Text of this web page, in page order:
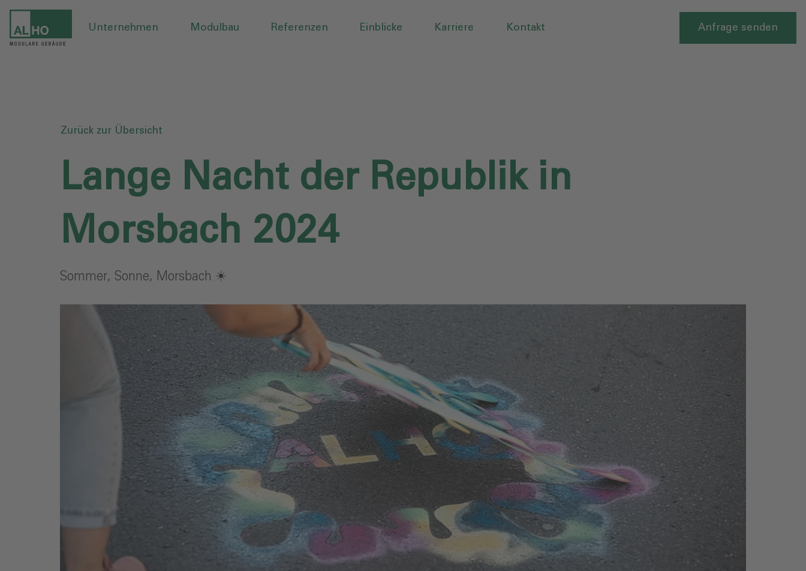
Unternehmen Modulbau Referenzen Einblicke Karriere Kontakt Anfrage senden
Zurück zur Übersicht
Lange Nacht der Republik in
Morsbach 2024
Sommer, Sonne, Morsbach ☀️